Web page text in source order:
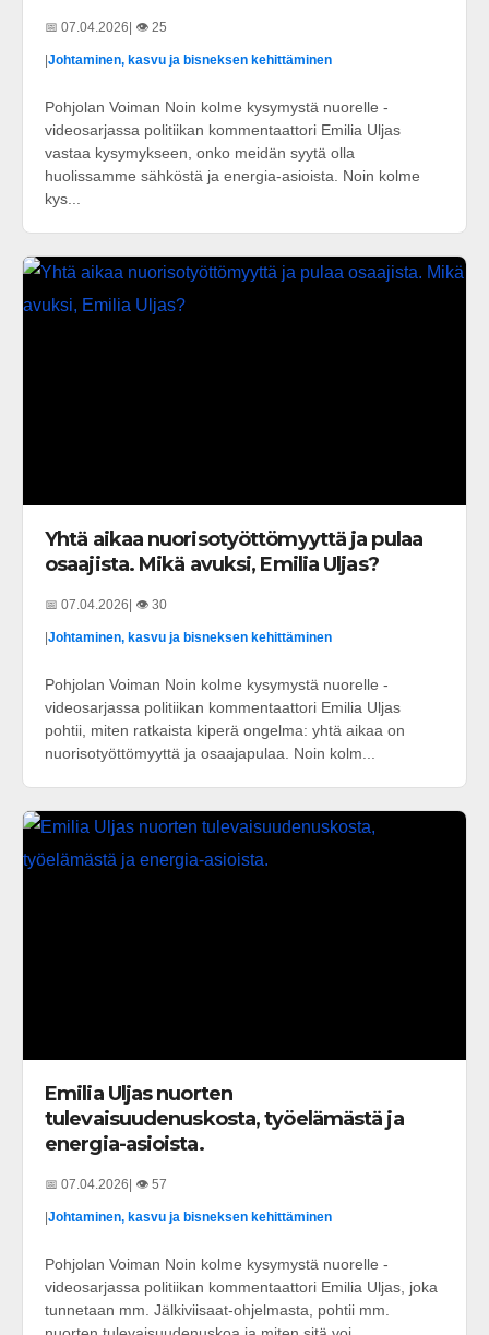
📅 07.04.2026| 👁️ 25
|Johtaminen, kasvu ja bisneksen kehittäminen
Pohjolan Voiman Noin kolme kysymystä nuorelle -
videosarjassa politiikan kommentaattori Emilia Uljas
vastaa kysymykseen, onko meidän syytä olla
huolissamme sähköstä ja energia-asioista. Noin kolme
kys...
Yhtä aikaa nuorisotyöttömyyttä ja pulaa
osaajista. Mikä avuksi, Emilia Uljas?
📅 07.04.2026 | 👁️ 30
Johtaminen, kasvu ja bisneksen kehittäminen
Pohjolan Voiman Noin kolme kysymystä nuorelle -
videosarjassa politiikan kommentaattori Emilia Uljas
pohtii, miten ratkaista kiperä ongelma: yhtä aikaa on
nuorisotyöttömyyttä ja osaajapulaa. Noin kolm...
Emilia Uljas nuorten
tulevaisuudenuskosta, työelämästä ja
energia-asioista.
📅 07.04.2026 | 👁️ 57
Johtaminen, kasvu ja bisneksen kehittäminen
Pohjolan Voiman Noin kolme kysymystä nuorelle -
videosarjassa politiikan kommentaattori Emilia Uljas, joka
tunnetaan mm. Jälkiviisaat-ohjelmasta, pohtii mm.